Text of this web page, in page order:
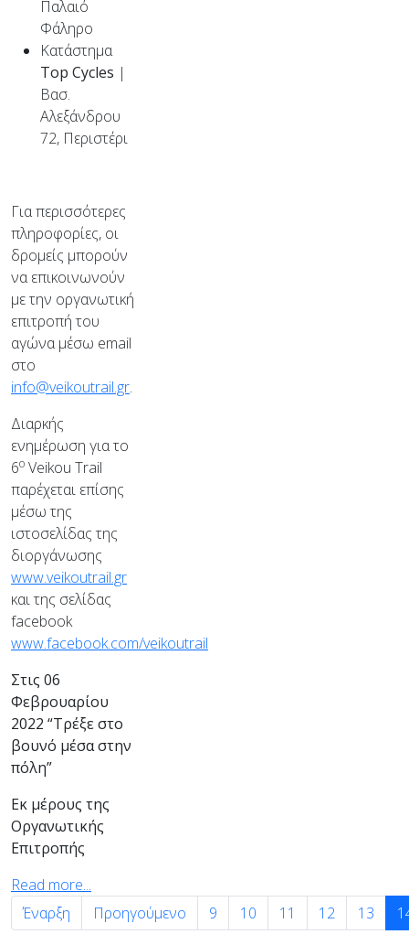
Παλαιό
Φάληρο
Κατάστημα
Top Cycles |
Βασ.
Αλεξάνδρου
72, Περιστέρι
Για περισσότερες
πληροφορίες, οι
δρομείς μπορούν
να επικοινωνούν
με την οργανωτική
επιτροπή του
αγώνα μέσω email
στο
info@veikoutrail.gr.
Διαρκής
ενημέρωση για το
6ο Veikou Trail
παρέχεται επίσης
μέσω της
ιστοσελίδας της
διοργάνωσης
www.veikoutrail.gr
και της σελίδας
facebook
www.facebook.com/veikoutrail
Στις 06
Φεβρουαρίου
2022 “Τρέξε στο
βουνό μέσα στην
πόλη”
Εκ μέρους της
Οργανωτικής
Επιτροπής
Read more...
Έναρξη
Προηγούμενο 9 10 11 12 13